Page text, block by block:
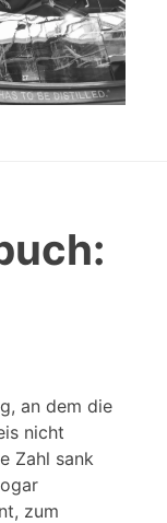
an dem die
nicht
Zahl sank
zum